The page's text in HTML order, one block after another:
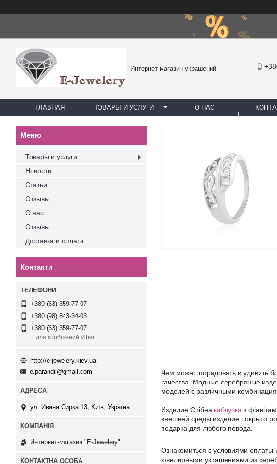
Интернет-магазин украшений
ГЛАВНАЯ ТОВАРЫ И УСЛУГИ О НАС
Чем можно порадовать и удивить
качества. Модные серебряные
моделей с различными
Изделие Срібна каблучка з
внешней среды изделие покрыто
подарка для любого повода.
Ознакомиться с условиями
ювелирными украшениями из
Товары и услуги
Новости
Статьи
Отзывы
О нас
Отзывы
Доставка и оплата
Контакти
+380 (63) 359-77-07
+380 (98) 843-34-03
+380 (63) 359-77-07
для сообщений Viber
http://e-jewelery.kiev.ua
e.parandii@gmail.com
ул. Ивана Сирка 13, Київ, Україна
Интернет-магазин "E-Jewelery"